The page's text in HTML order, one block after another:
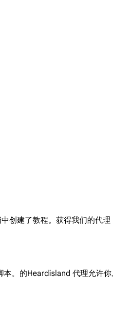
建了教程。获得我们的代理
。的Heardisland 代理允许